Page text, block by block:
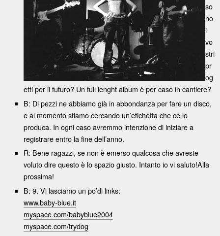
so
no
i
vo
stri
pr
og
etti per il futuro? Un full lenght album è per caso in cantiere?
B: Di pezzi ne abbiamo già in abbondanza per fare un disco,
e al momento stiamo cercando un’etichetta che ce lo
produca. In ogni caso avremmo intenzione di iniziare a
registrare entro la fine dell’anno.
R: Bene ragazzi, se non è emerso qualcosa che avreste
voluto dire questo è lo spazio giusto. Intanto io vi saluto!Alla
prossima!
B: 9. Vi lasciamo un po’di links:
www.baby-blue.it
myspace.com/babyblue2004
myspace.com/trydog